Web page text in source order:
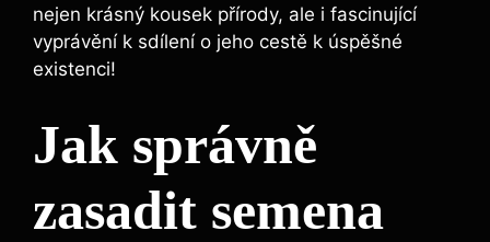
nejen krásný kousek přírody, ale i fascinující
vyprávění k sdílení o jeho cestě k úspěšné
existenci!
Jak správně
zasadit semena